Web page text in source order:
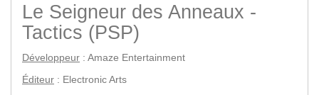
Le Seigneur des Anneaux -
Tactics (PSP)
Développeur : Amaze Entertainment
Éditeur : Electronic Arts